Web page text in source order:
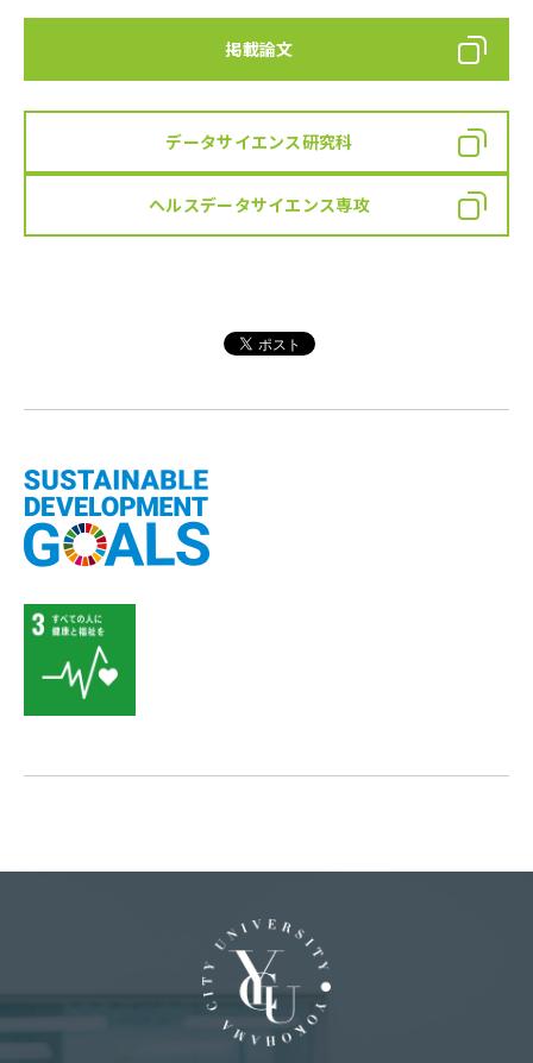
掲載論文
データサイエンス研究科
ヘルスデータサイエンス専攻